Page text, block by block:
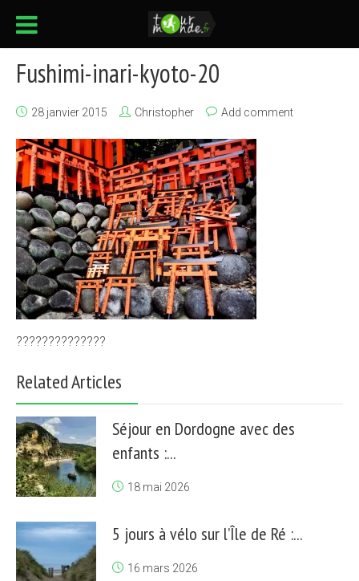
Fushimi-inari-kyoto-20
28 janvier 2015 Christopher Add comment
??????????????
Related Articles
Séjour en Dordogne avec des
enfants :...
18 mai 2026
5 jours à vélo sur l’Île de Ré :...
16 mars 2026